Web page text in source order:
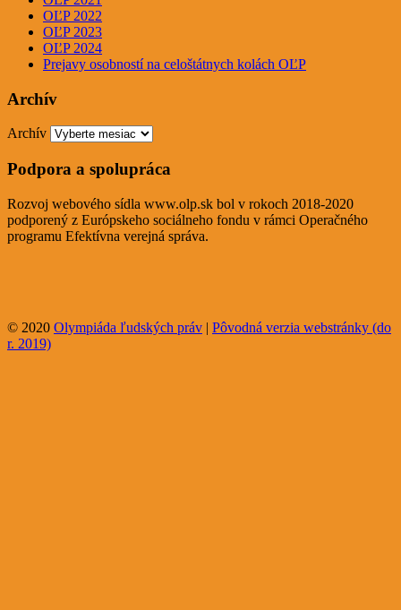
OĽP 2022
OĽP 2023
OĽP 2024
Prejavy osobností na celoštátnych kolách OĽP
Archív
Archív
Podpora a spolupráca
Rozvoj webového sídla www.olp.sk bol v rokoch 2018-2020
podporený z Európskeho sociálneho fondu v rámci Operačného
programu Efektívna verejná správa.
© 2020 Olympiáda ľudských práv | Pôvodná verzia webstránky (do
r. 2019)